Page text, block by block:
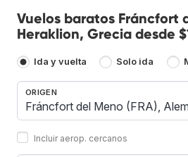
Vuelos baratos Fráncfort
Heraklion, Grecia desde
Ida y vuelta Solo ida
ORIGEN
Incluir aerop. cercanos